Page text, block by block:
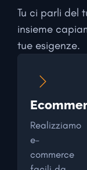
Tu ci parli del
insieme
tue esigenze.
Realizziamo
e-
commerce